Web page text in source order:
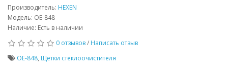
Производитель: HEXEN
Модель: ОЕ-848
Наличие: Есть в наличии
0 отзывов/ Написать отзыв
ОЕ-848, Щетки стеклоочистителя